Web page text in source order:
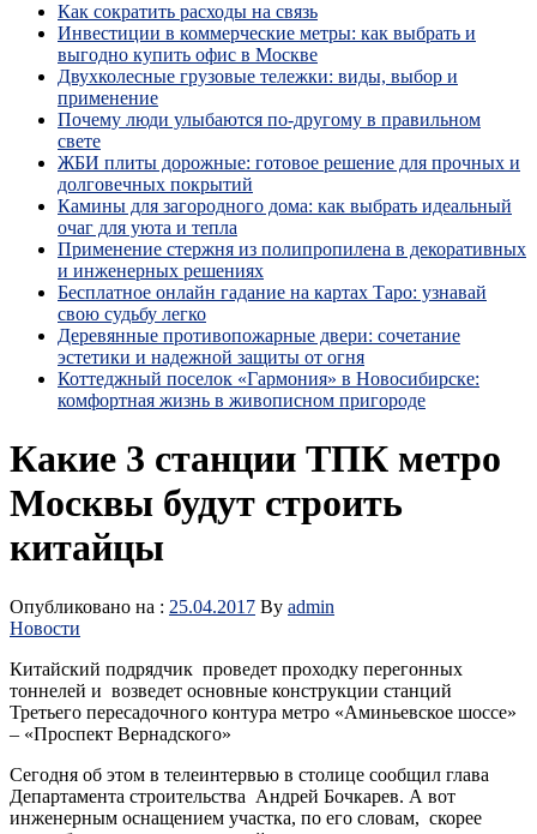
Как сократить расходы на связь
Инвестиции в коммерческие метры: как выбрать и
выгодно купить офис в Москве
Двухколесные грузовые тележки: виды, выбор и
применение
Почему люди улыбаются по‑другому в правильном
свете
ЖБИ плиты дорожные: готовое решение для прочных и
долговечных покрытий
Камины для загородного дома: как выбрать идеальный
очаг для уюта и тепла
Применение стержня из полипропилена в декоративных
и инженерных решениях
Бесплатное онлайн гадание на картах Таро: узнавай
свою судьбу легко
Деревянные противопожарные двери: сочетание
эстетики и надежной защиты от огня
Коттеджный поселок «Гармония» в Новосибирске:
комфортная жизнь в живописном пригороде
Какие 3 станции ТПК метро
Москвы будут строить
китайцы
Опубликовано на : 25.04.2017 By admin
Новости
Китайский подрядчик проведет проходку перегонных
тоннелей и возведет основные конструкции станций
Третьего пересадочного контура метро «Аминьевское шоссе»
– «Проспект Вернадского»
Сегодня об этом в телеинтервью в столице сообщил глава
Департамента строительства Андрей Бочкарев. А вот
инженерным оснащением участка, по его словам, скорее